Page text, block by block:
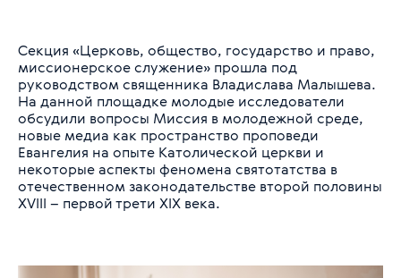
Секция «Церковь, общество, государство и право,
миссионерское служение» прошла под
руководством священника Владислава Малышева.
На данной площадке молодые исследователи
обсудили вопросы Миссия в молодежной среде,
новые медиа как пространство проповеди
Евангелия на опыте Католической церкви и
некоторые аспекты феномена святотатства в
отечественном законодательстве второй половины
XVIII – первой трети XIX века.